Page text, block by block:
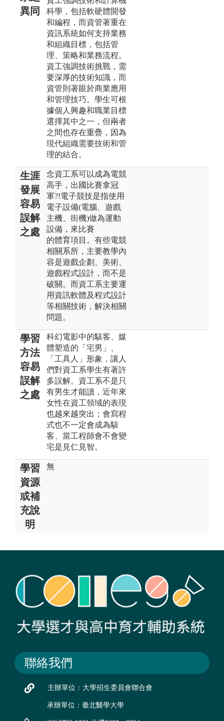
異同
科學，包括軟硬體開發
和編程，而資管著重在
資訊系統如何支持業務
和組織目標，包括管
理、策略和業務流程。
資工強調技術挑戰，需
要深厚的技術知識，而
資管則著眼於商業應用
和管理技巧。學生可根
據個人興趣和職業目標
選擇其中之一，但兩者
之間也存在重疊，因為
現代組織需要技術和管
理的結合。
生涯
發展
容易
誤解
之處
念資工系可以成為電競
高手，出國比賽拿冠
軍?!電子競技是指使用
電子設備(電腦、遊戲
主機、街機)做為運動
設備，來比賽
的體育項目。有些電競
相關系所，主要教學內
容是遊戲企劃、美術、
遊戲程式設計，而不是
破關。而資工系主要運
用資訊軟體及程式設計
等相關技術，解決相關
問題。
學習
方法
容易
誤解
之處
科幻電影中的駭客、媒
體塑造的「宅男」、
「工具人」形象，讓人
們對資工系學生有著許
多誤解。資工系不是只
有男生才能讀，近年來
女性在資工領域的表現
也越來越突出；會寫程
式也不一定會成為駭
客、當工程師會不會變
宅是見仁見智。
學習
資源
或補
充說
明
無
聯絡我們
主辦單位：大學招生委員會聯合會
承辦單位：臺北醫學大學